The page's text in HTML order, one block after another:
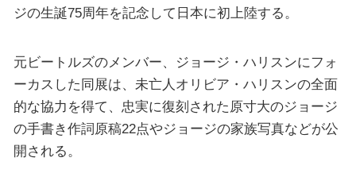
ジの生誕75周年を記念して日本に初上陸する。
元ビートルズのメンバー、ジョージ・ハリスンにフォ
ーカスした同展は、未亡人オリビア・ハリスンの全面
的な協力を得て、忠実に復刻された原寸大のジョージ
の手書き作詞原稿22点やジョージの家族写真などが公
開される。